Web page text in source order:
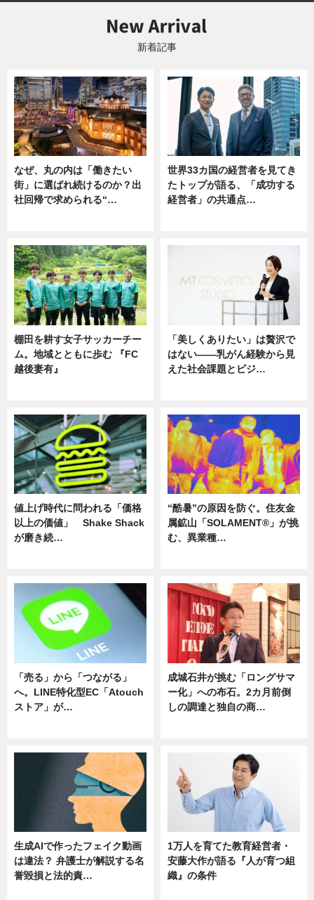
新着記事
なぜ、丸の内は「働きたい
街」に選ばれ続けるのか？出
社回帰で求められる“…
世界33カ国の経営者を見てき
たトップが語る、「成功する
経営者」の共通点…
棚田を耕す女子サッカーチー
ム。地域とともに歩む 『FC
越後妻有』
「美しくありたい」は贅沢で
はない――乳がん経験から見
えた社会課題とビジ…
値上げ時代に問われる「価格
以上の価値」 Shake Shack
が磨き続…
“酷暑”の原因を防ぐ。住友金
属鉱山「SOLAMENT®」が挑
む、異業種…
「売る」から「つながる」
へ。LINE特化型EC「Atouch
ストア」が…
成城石井が挑む「ロングサマ
ー化」への布石。2カ月前倒
しの調達と独自の商…
生成AIで作ったフェイク動画
は違法？ 弁護士が解説する名
誉毀損と法的責…
1万人を育てた教育経営者・
安藤大作が語る『人が育つ組
織』の条件